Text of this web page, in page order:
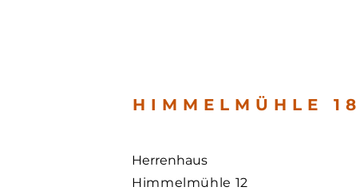
HIMMELMÜHLE
Herrenhaus
Himmelmühle 12